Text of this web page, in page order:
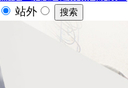
站外